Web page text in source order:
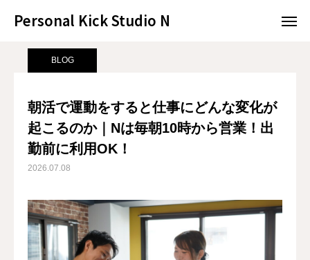
Personal Kick Studio N
サンプルページ BLOG 朝活で運動をすると仕事にどんな変化が起こるのか｜Nは毎朝10時から営業！出勤前に利用OK！
BLOG
朝活で運動をすると仕事にどんな変化が
起こるのか｜Nは毎朝10時から営業！出
勤前に利用OK！
2026.07.08
Personal Kick Studio N
BLOG CONTACT
ホットペッパー
CONCEPT